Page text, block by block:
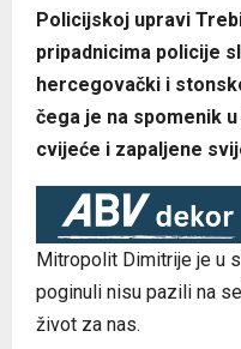
Policijskoj upravi
pripadnicima policije
hercegovački i
čega je na spomenik
cvijeće i zapaljene
Mitropolit Dimitrije je u
poginuli nisu pazili na
život za nas.